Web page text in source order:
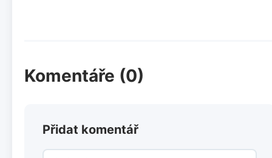
Komentáře (0)
Přidat komentář